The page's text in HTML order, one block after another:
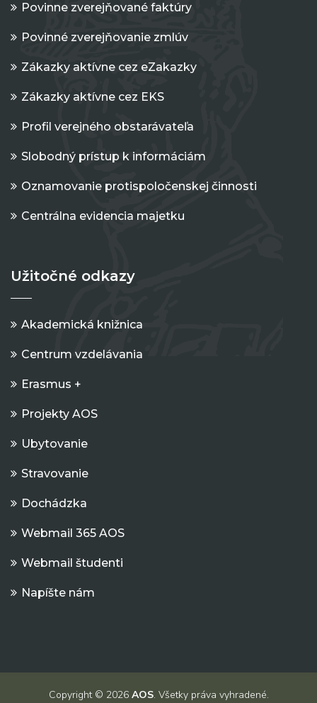
Povinne zverejňované faktúry
Povinné zverejňovanie zmlúv
Zákazky aktívne cez eZakazky
Zákazky aktívne cez EKS
Profil verejného obstarávateľa
Slobodný prístup k informáciám
Oznamovanie protispoločenskej činnosti
Centrálna evidencia majetku
Užitočné odkazy
Akademická knižnica
Centrum vzdelávania
Erasmus +
Projekty AOS
Ubytovanie
Stravovanie
Dochádzka
Webmail 365 AOS
Webmail študenti
Napíšte nám
Copyright © 2026 AOS. Všetky práva vyhradené.